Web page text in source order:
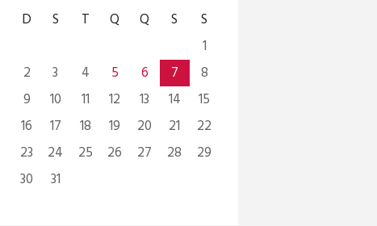
D S T Q Q S
S
1
2
3 4 5 6 7
8
9
10 11 12 13 14
15
16
17 18 19 20 21
22
23
24 25 26 27 28
29
30
31